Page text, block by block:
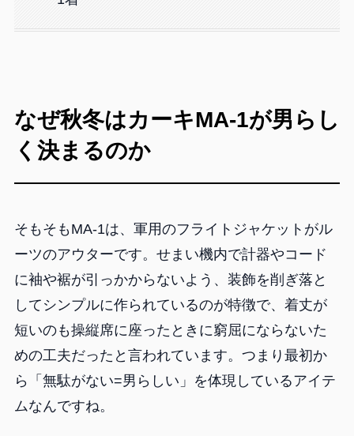
なぜ秋冬はカーキMA-1が男らし
く決まるのか
そもそもMA-1は、軍用のフライトジャケットがル
ーツのアウターです。せまい機内で計器やコード
に袖や裾が引っかからないよう、装飾を削ぎ落と
してシンプルに作られているのが特徴で、着丈が
短いのも操縦席に座ったときに窮屈にならないた
めの工夫だったと言われています。つまり最初か
ら「無駄がない=男らしい」を体現しているアイテ
ムなんですね。